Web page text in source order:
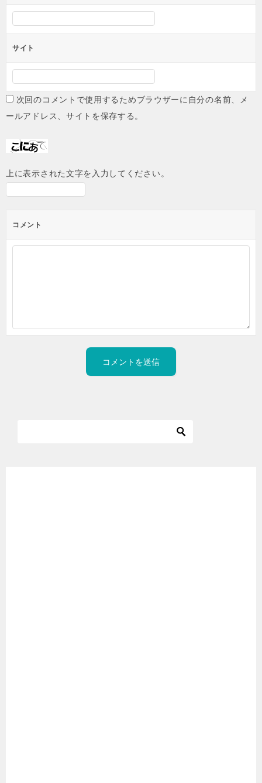
サイト
次回のコメントで使用するためブラウザーに自分の名前、メ
ールアドレス、サイトを保存する。
上に表示された文字を入力してください。
コメント